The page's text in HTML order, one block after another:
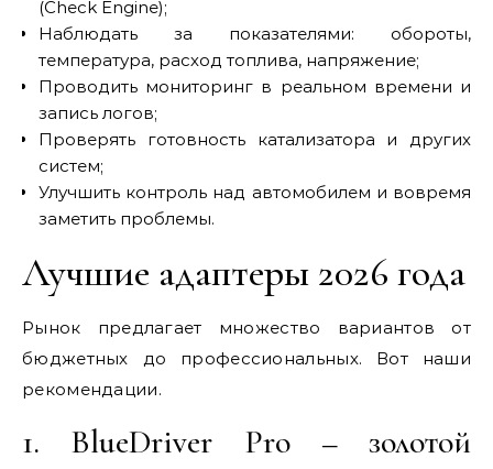
(Check Engine);
Наблюдать за показателями: обороты,
температура, расход топлива, напряжение;
Проводить мониторинг в реальном времени и
запись логов;
Проверять готовность катализатора и других
систем;
Улучшить контроль над автомобилем и вовремя
заметить проблемы.
Лучшие адаптеры 2026 года
Рынок предлагает множество вариантов от
бюджетных до профессиональных. Вот наши
рекомендации.
1. BlueDriver Pro – золотой